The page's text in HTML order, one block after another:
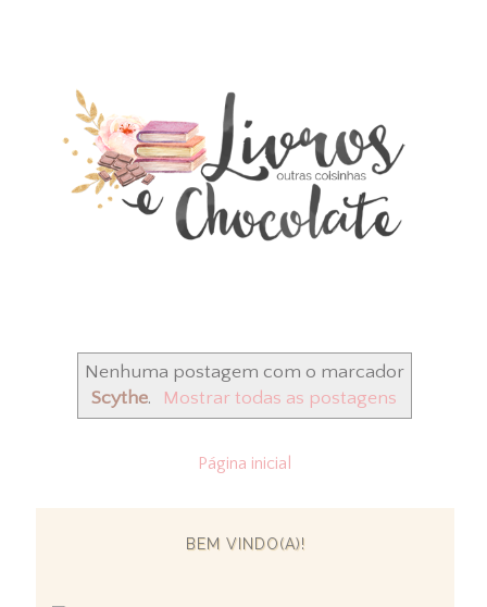
Nenhuma postagem com o marcador
Scythe. Mostrar todas as postagens
Página inicial
BEM VINDO(A)!